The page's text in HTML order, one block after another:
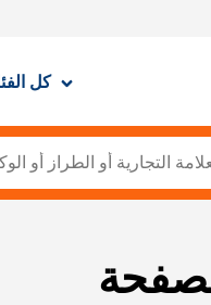
كل الفئات